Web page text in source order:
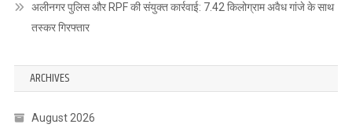
अलीनगर पुलिस और RPF की संयुक्त कार्रवाई: 7.42 किलोग्राम अवैध गांजे के साथ
तस्कर गिरफ्तार
ARCHIVES
August 2026